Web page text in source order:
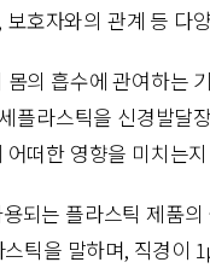
호자와의 관계 등 다
의 흡수에 관여하는
플라스틱을 신경발달
떠한 영향을 미치는
되는 플라스틱 제품
틱을 말하며, 직경이